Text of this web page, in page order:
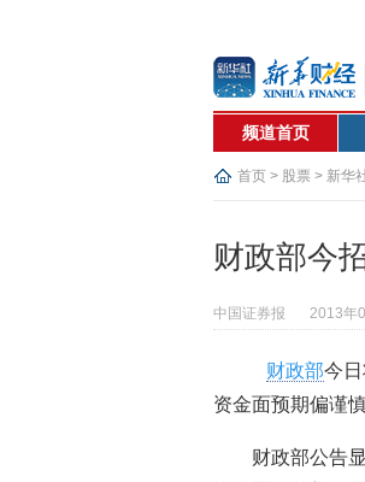
频道首页
首页 > 股票 > 新华
财政部今
中国证券报 2013年
财政部今
资金面预期偏谨
财政部公告